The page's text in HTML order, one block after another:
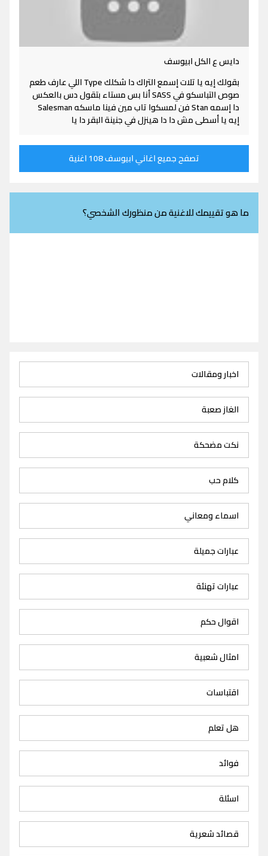
دايس ع الكل ابيوسف
بقولك إيه يا تلات إسمع التراك دا شكلك Type اللي عارف طعم
صوص التباسكو في SASS أنا بس مستاء بتقول دس بالعكس
دا إسمه Stan فن لمسكوا تاب مين فينا ماسكه Salesman
إيه يا أسطى مش دا دا هينزل في جنينة البقر دا يا
تصفح جميع اغاني ابيوسف 108 اغنية
ما هو تقييمك للاغنية من منظورك الشخصي؟
اخبار ومقالات
الغاز صعبة
نكت مضحكة
كلام حب
اسماء ومعاني
عبارات جميلة
عبارات تهنئة
اقوال حكم
امثال شعبية
اقتباسات
هل تعلم
فوائد
اسئلة
قصائد شعرية